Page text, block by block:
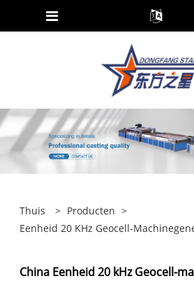
Thuis > Producten >
Eenheid 20 KHz Geocell-
China Eenheid 20 kHz Geocell-